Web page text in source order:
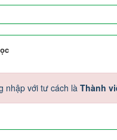
nhập với tư cách là Thành